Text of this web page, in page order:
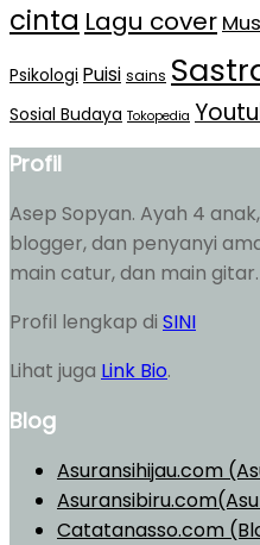
cinta Lagu cover
Psikologi Puisi sains
Sosial Budaya Tokopedia
Profil
Asep Sopyan. Ayah 4
blogger, dan penyanyi
main catur, dan main gitar.
Profil lengkap di SINI
Lihat juga Link Bio.
Blog
Asuransihijau.com
Catatanasso.com